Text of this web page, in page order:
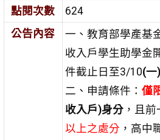
點閱次數
624
公告內容
一、教育部學產基
收入戶學生助學金
件截止日至3/10(一)
二、申請條件： 僅
收入戶)身分，且前
以上之處分 ，高中